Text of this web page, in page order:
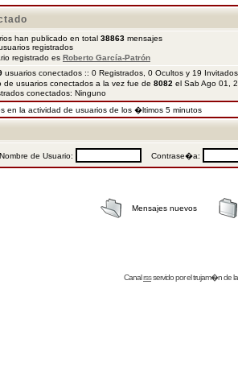
han publicado en total 38863 mensajes
registrados
registrado es Roberto García-Patrón
usuarios conectados :: 0 Registrados, 0 Ocultos y 19
usuarios conectados a la vez fue de 8082 el Sab Ago 01,
conectados: Ninguno
en la actividad de usuarios de los �ltimos 5 minutos
Nombre de Usuario: Contrase�a:
Mensajes nuevos
Canalrssservido por eltrujam�nde